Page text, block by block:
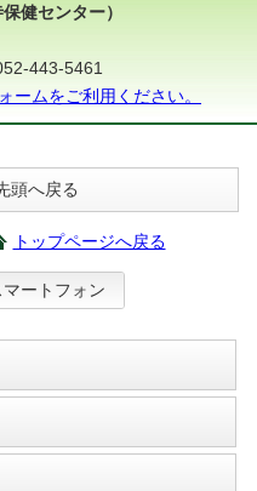
健センター）
443-5461
ームをご利用ください。
頭へ戻る
トップページへ戻る
マートフォン